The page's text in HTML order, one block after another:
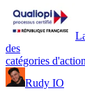
des
catégories
Rudy IO